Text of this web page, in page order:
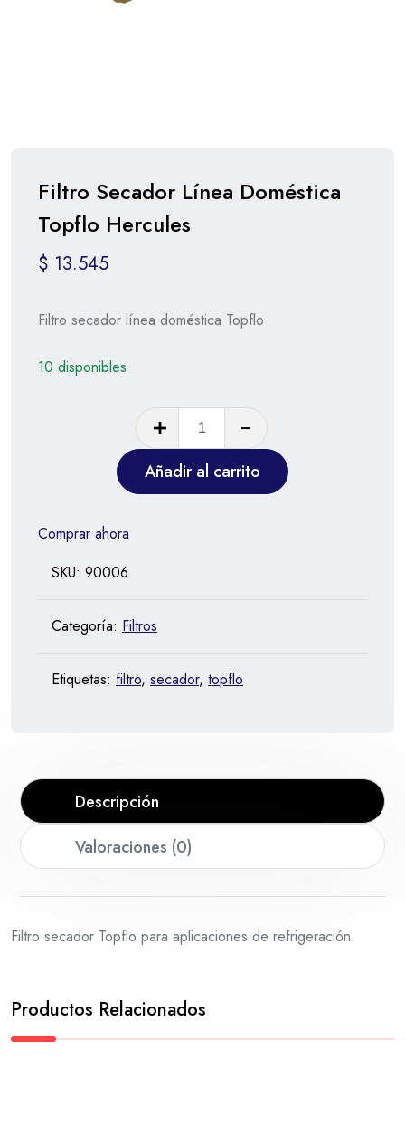
Filtro Secador Línea Doméstica
Topflo Hercules
$ 13.545
Filtro secador línea doméstica Topflo
10 disponibles
Añadir al carrito
Comprar ahora
SKU: 90006
Categoría: Filtros
Etiquetas: filtro, secador, topflo
Descripción
Valoraciones (0)
Filtro secador Topflo para aplicaciones de refrigeración.
Productos Relacionados